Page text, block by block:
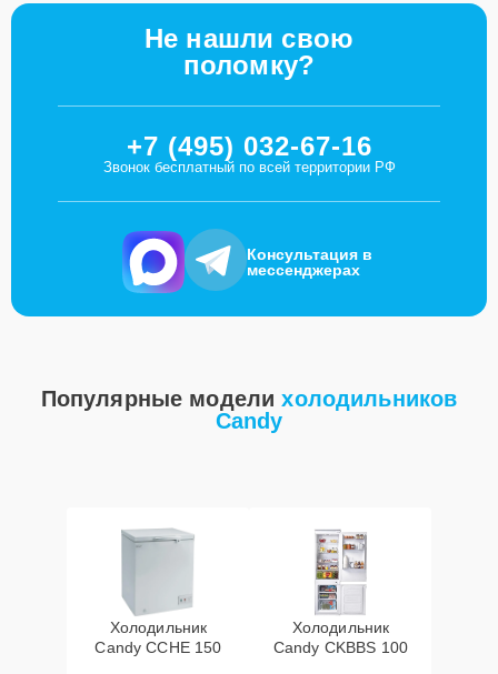
Не нашли свою
поломку?
+7 (495) 032-67-16
Звонок бесплатный по всей территории РФ
Консультация в
мессенджерах
Популярные моделихолодильников
Candy
Холодильник
Candy CCHE 150
Холодильник
Candy CKBBS 100